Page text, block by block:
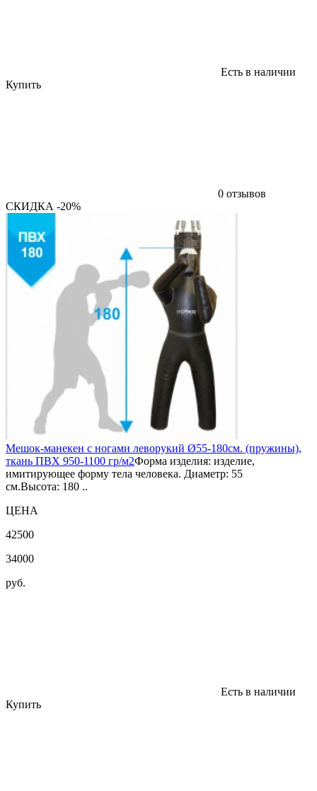
Есть в наличии
Купить
0 отзывов
СКИДКА -20%
Мешок-манекен с ногами леворукий Ø55-180см. (пружины),
ткань ПВХ 950-1100 гр/м2Форма изделия: изделие,
имитирующее форму тела человека. Диаметр: 55
см.Высота: 180 ..
ЦЕНА
42500
34000
руб.
Есть в наличии
Купить